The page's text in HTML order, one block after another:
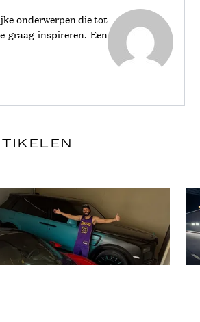
onderwerpen die tot
graag inspireren. Een